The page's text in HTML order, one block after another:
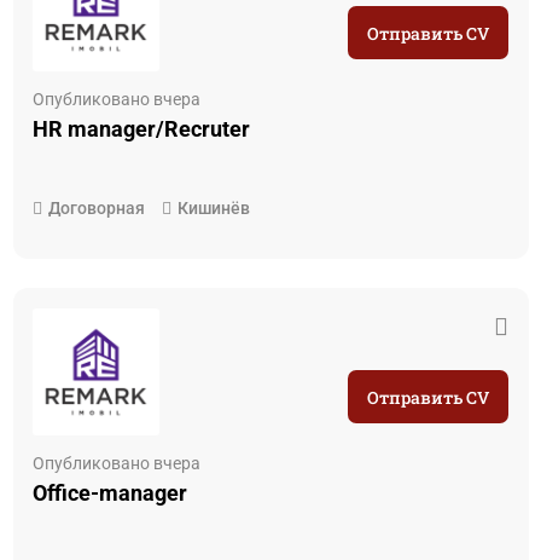
Опубликовано вчера
HR manager/Recruter
Договорная Кишинёв
Отправить CV
Опубликовано вчера
Office-manager
Отправить CV